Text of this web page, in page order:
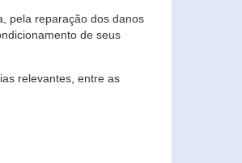
pela reparação dos danos
de seus
relevantes, entre as